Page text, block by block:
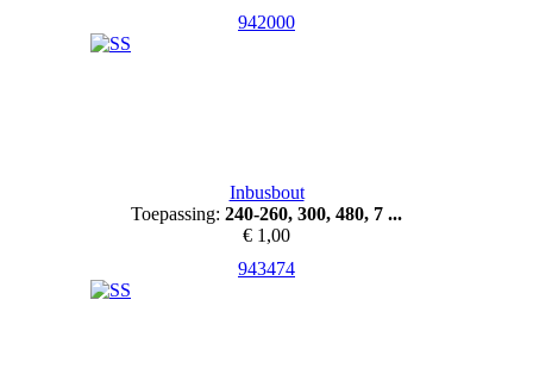
942000
Inbusbout
Toepassing: 240-260, 300, 480, 7 ...
€ 1,00
943474